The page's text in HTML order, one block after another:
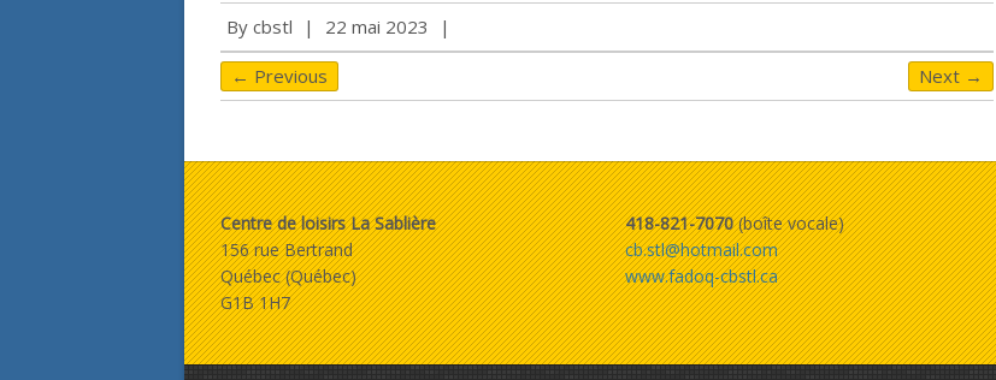
By cbstl | 22 mai 2023 |
← Previous Next →
Centre de loisirs La Sablière
156 rue Bertrand
Québec (Québec)
G1B 1H7
418-821-7070(boîte vocale)
cb.stl@hotmail.com
www.fadoq-cbstl.ca